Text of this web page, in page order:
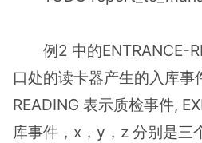
例2 中的ENTRANCE-
口处的读卡器产生的入库事
READING 表示质检事件,
库事件，x，y，z 分别是三